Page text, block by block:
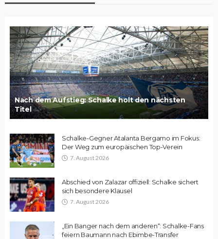
Nach dem Aufstieg: Schalke holt den nächsten
Titel
Schalke-Gegner Atalanta Bergamo im Fokus:
Der Weg zum europäischen Top-Verein
7. August 2026
Abschied von Zalazar offiziell: Schalke sichert
sich besondere Klausel
7. August 2026
„Ein Banger nach dem anderen“: Schalke-Fans
feiern Baumann nach Ebimbe-Transfer